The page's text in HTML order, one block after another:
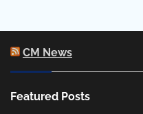
CM News
Featured Posts